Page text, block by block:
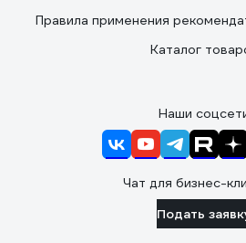
Правила применения
Каталог
Наши
Чат для бизнес-
Подать